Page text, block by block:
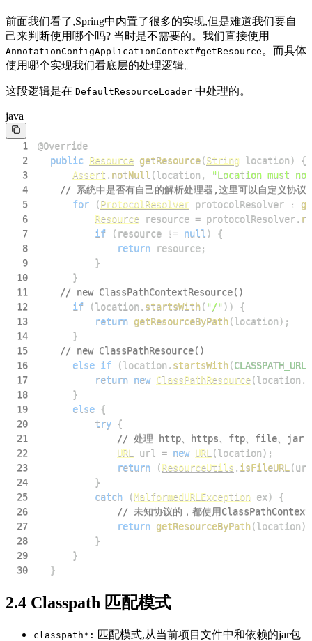
前面我们看了,Spring中内置了很多的实现,但是难道我们要自
己来判断使用哪个吗? 当时是不需要的。我们直接使用
AnnotationConfigApplicationContext#getResource 。而具体
使用哪个实现我们看底层的处理逻辑。
这段逻辑是在 DefaultResourceLoader 中处理的。
java
1
@Override
2
public Resource getResource(String location)
{
3
Assert . notNull (location ,
"Location must
4
// 系统中是否有自己的解析处理器,这里可以自定义协议
5
for (ProtocolResolver protocolResolver :
6
Resource resource = protocolResolver.
7
if ( resource != null )
{
8
return resource;
9
}
10
}
11
// new ClassPathContextResource()
12
if (location . startsWith( "/") )
{
13
return getResourceByPath(location) ;
14
}
15
// new ClassPathResource()
16
else if (location . startsWith(
17
return new ClassPathResource(location .
18
}
19
else {
20
try {
21
// 处理 http、https、ftp、file、jar
22
URL url = new URL (location) ;
23
return (ResourceUtils . isFileURL (url
24
}
25
catch (MalformedURLException ex)
{
26
// 未知协议的，都使用
27
return getResourceByPath(location)
28
}
29
}
30
}
2.4 Classpath 匹配模式
classpath*: 匹配模式,从当前项目文件中和依赖的jar包